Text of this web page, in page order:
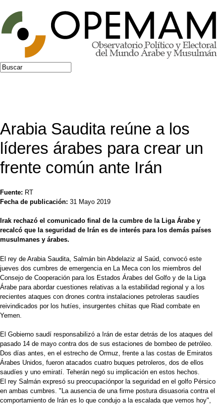
Jump to navigation
Formulario de búsqueda
Buscar
Arabia Saudita reúne a los
líderes árabes para crear un
frente común ante Irán
Fuente: RT
Fecha de publicación: 31 Mayo 2019
Irak rechazó el comunicado final de la cumbre de la Liga Árabe y
recalcó que la seguridad de Irán es de interés para los demás países
musulmanes y árabes.
El rey de Arabia Saudita, Salmán bin Abdelaziz al Saúd, convocó este
jueves dos cumbres de emergencia en La Meca con los miembros del
Consejo de Cooperación para los Estados Árabes del Golfo y de la Liga
Árabe para abordar cuestiones relativas a la estabilidad regional y a los
recientes ataques con drones contra instalaciones petroleras saudíes
reivindicados por los hutíes, insurgentes chiitas que Riad combate en
Yemen.
El Gobierno saudí responsabilizó a Irán de estar detrás de los ataques del
pasado 14 de mayo contra dos de sus estaciones de bombeo de petróleo.
Dos días antes, en el estrecho de Ormuz, frente a las costas de Emiratos
Árabes Unidos, fueron atacados cuatro buques petroleros, dos de ellos
saudíes y uno emiratí. Teherán negó su implicación en estos hechos.
El rey Salmán expresó su preocupaciónpor la seguridad en el golfo Pérsico
en ambas cumbres. "La ausencia de una firme postura disuasoria contra el
comportamiento de Irán es lo que condujo a la escalada que vemos hoy",